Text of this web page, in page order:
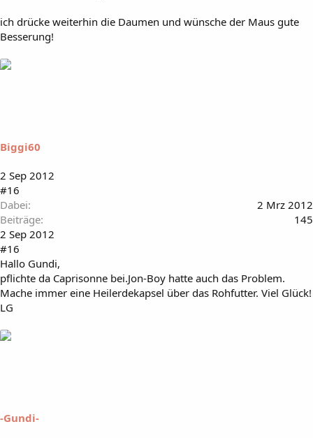
ich drücke weiterhin die Daumen und wünsche der Maus gute
Besserung!
Biggi60
2 Sep 2012
#16
Dabei
2 Mrz 2012
Beiträge
145
2 Sep 2012
#16
Hallo Gundi,
pflichte da Caprisonne bei.Jon-Boy hatte auch das Problem.
Mache immer eine Heilerdekapsel über das Rohfutter. Viel Glück!
LG
-Gundi-